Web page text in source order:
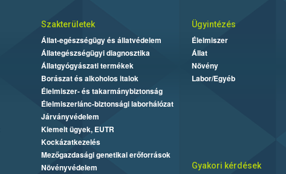
Szakterületek
Állat-egészségügy és állatvédelem
Állategészségügyi diagnosztika
Állatgyógyászati termékek
Borászat és alkoholos italok
Élelmiszer- és takarmánybiztonság
Élelmiszerlánc-biztonsági laborhálózat
Járványvédelem
Kiemelt ügyek, EUTR
Kockázatkezelés
Mezőgazdasági genetikai erőforrások
Növényvédelem
Ügyintézés
Élelmiszer
Állat
Növény
Labor/Egyéb
Gyakori kérdések